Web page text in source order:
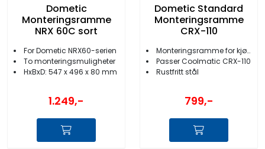
Dometic
Monteringsramme
NRX 60C sort
For Dometic NRX60-serien
To monteringsmuligheter
HxBxD: 547 x 496 x 80 mm
1.249,-
Dometic Standard
Monteringsramme
CRX-110
Monteringsramme for kjøleskap
Passer Coolmatic CRX-110
Rustfritt stål
799,-